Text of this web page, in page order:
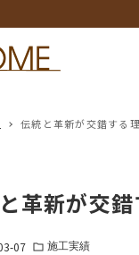
伝統と革新が交錯する
革新が交
07 施工実績